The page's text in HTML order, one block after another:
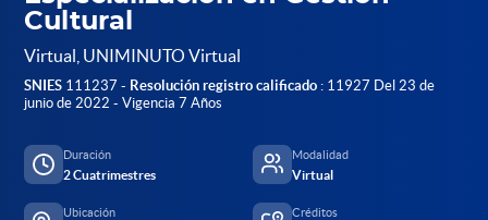
Cultural
Virtual, UNIMINUTO Virtual
SNIES 111237 - Resolución registro calificado : 11927 Del 23 de
junio de 2022 - Vigencia 7 Años
Duración
2 Cuatrimestres
Modalidad
Virtual
Ubicación Créditos